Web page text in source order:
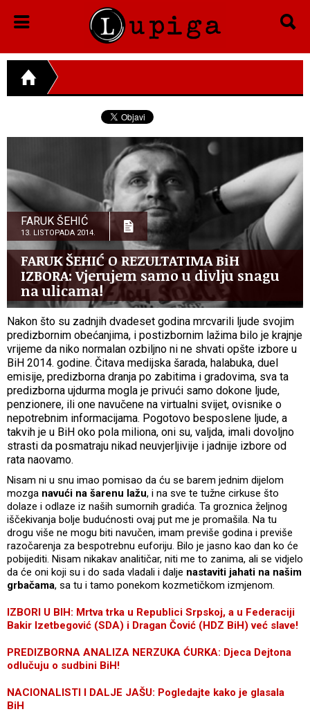
FARUK ŠEHIĆ
13. LISTOPADA 2014.
FARUK ŠEHIĆ O REZULTATIMA BiH
IZBORA: Vjerujem samo u divlju snagu
na ulicama!
Nakon što su zadnjih dvadeset godina mrcvarili ljude svojim
predizbornim obećanjima, i postizbornim lažima bilo je krajnje
vrijeme da niko normalan ozbiljno ni ne shvati opšte izbore u
BiH 2014. godine. Čitava medijska šarada, halabuka, duel
emisije, predizborna dranja po zabitima i gradovima, sva ta
predizborna ujdurma mogla je privući samo dokone ljude,
penzionere, ili one navučene na virtualni svijet, ovisnike o
nepotrebnim informacijama. Pogotovo besposlene ljude, a
takvih je u BiH oko pola miliona, oni su, valjda, imali dovoljno
strasti da posmatraju nikad neuvjerljivije i jadnije izbore od
rata naovamo.
Nisam ni u snu imao pomisao da ću se barem jednim dijelom
mozga navući na šarenu lažu, i na sve te tužne cirkuse što
dolaze i odlaze iz naših sumornih gradića. Ta groznica željnog
iščekivanja bolje budućnosti ovaj put me je promašila. Na tu
drogu više ne mogu biti navučen, imam previše godina i previše
razočarenja za bespotrebnu euforiju. Bilo je jasno kao dan ko će
pobijediti. Nisam nikakav analitičar, niti me to zanima, ali se vidjelo
da će oni koji su i do sada vladali i dalje nastaviti jahati na našim
grbačama, sa tu i tamo ponekom kozmetičkom izmjenom.
IZBORI U BIH: Mrtva trka u Republici Srpskoj, a u Federaciji
Bakir Izetbegović (SDA) i Dragan Čović (HDZ BiH) već slave!
PREDIZBORNA ANALIZA NERZUKA ĆURKA: Djeca Dejtona
odlučuju o sudbini BiH!
NACIONALISTI I DALJE JAŠU: Pogledajte kako je glasala
BiH